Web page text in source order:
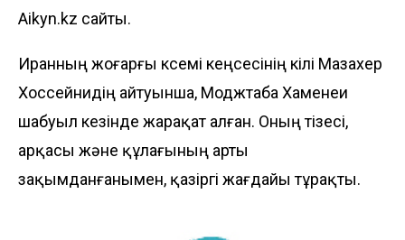
Aikyn.kz сайты.
Иранның жоғарғы көсемі кеңсесінің өкілі Мазахер
Хоссейнидің айтуынша, Моджтаба Хаменеи
шабуыл кезінде жарақат алған. Оның тізесі,
арқасы және құлағының арты
зақымданғанымен, қазіргі жағдайы тұрақты.